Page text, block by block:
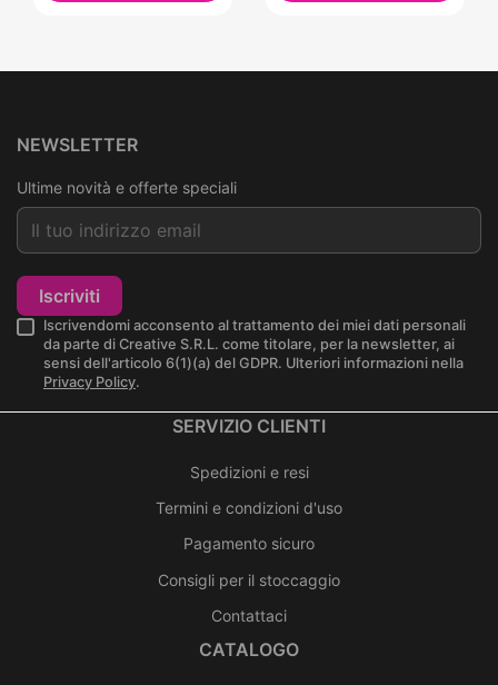
NEWSLETTER
Ultime novità e offerte speciali
Iscriviti
Iscrivendomi acconsento al trattamento dei miei dati personali
da parte di Creative S.R.L. come titolare, per la newsletter, ai
sensi dell'articolo 6(1)(a) del GDPR. Ulteriori informazioni nella
Privacy Policy.
SERVIZIO CLIENTI
Spedizioni e resi
Termini e condizioni d'uso
Pagamento sicuro
Consigli per il stoccaggio
Contattaci
CATALOGO